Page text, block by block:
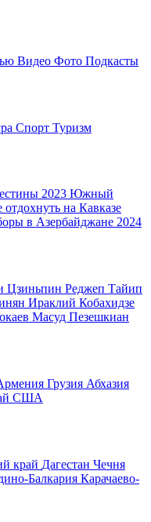
Видео Фото Подкасты
Спорт Туризм
2023 Южный
отдохнуть на Кавказе
в Азербайджане 2024
Цзиньпин Реджеп Тайип
Ираклий Кобахидзе
Масуд Пезешкиан
Грузия Абхазия
США
край Дагестан Чечня
Балкария Карачаево-